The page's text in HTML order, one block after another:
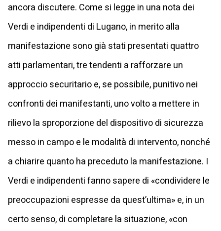
ancora discutere. Come si legge in una nota dei
Verdi e indipendenti di Lugano, in merito alla
manifestazione sono già stati presentati quattro
atti parlamentari, tre tendenti a rafforzare un
approccio securitario e, se possibile, punitivo nei
confronti dei manifestanti, uno volto a mettere in
rilievo la sproporzione del dispositivo di sicurezza
messo in campo e le modalità di intervento, nonché
a chiarire quanto ha preceduto la manifestazione. I
Verdi e indipendenti fanno sapere di «condividere le
preoccupazioni espresse da quest’ultima» e, in un
certo senso, di completare la situazione, «con